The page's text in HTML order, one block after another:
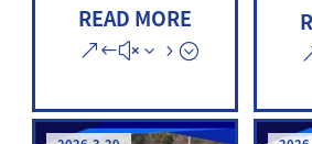
READ MORE